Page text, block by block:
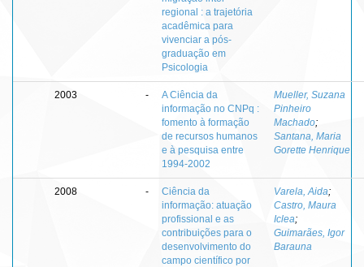
regional : a trajetória
acadêmica para
vivenciar a pós-
graduação em
Psicologia
2003 -
A Ciência da
informação no CNPq :
fomento à formação
de recursos humanos
e à pesquisa entre
1994-2002
Mueller, Suzana
Pinheiro
Machado;
Santana, Maria
Gorette Henrique
2008 -
Ciência da
informação: atuação
profissional e as
contribuições para o
desenvolvimento do
campo científico por
Varela, Aida;
Castro, Maura
Iclea;
Guimarães, Igor
Barauna